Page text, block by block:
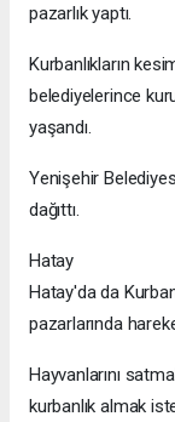
pazarlık yaptı.
Kurbanlıkların
belediyelerince
yaşandı.
Yenişehir
dağıttı.
Hatay
Hatay'da da
pazarlarında
Hayvanlarını
kurbanlık almak